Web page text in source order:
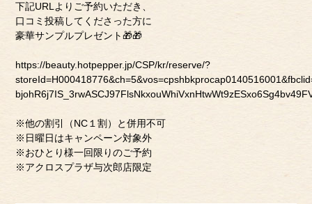
下記URLよりご予約いただき、
口コミ投稿してくださった方に
豪華サンプルプレゼント🎁🎁
https://beauty.hotpepper.jp/CSP/kr/reserve/?
※他の割引（NC１割）と併用不可
※日曜日はキャンペーン対象外
※おひとり様一回限りのご予約
※アクロスプラザ与次郎店限定